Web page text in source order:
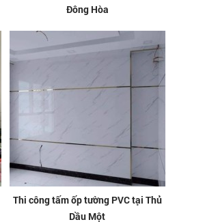
Đông Hòa
Thi công tấm ốp tường PVC tại Thủ
Dầu Một